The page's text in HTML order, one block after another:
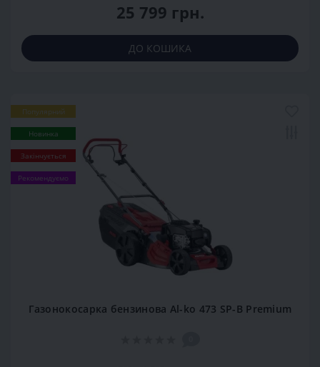
25 799 грн.
ДО КОШИКА
Популярний
Новинка
Закінчується
Рекомендуємо
Газонокосарка бензинова Al-ko 473 SP-B Premium